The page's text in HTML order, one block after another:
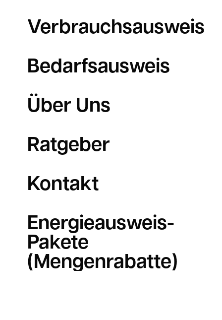
Verbrauchsausweis
Bedarfsausweis
Über Uns
Ratgeber
Kontakt
Energieausweis-
Pakete
(Mengenrabatte)